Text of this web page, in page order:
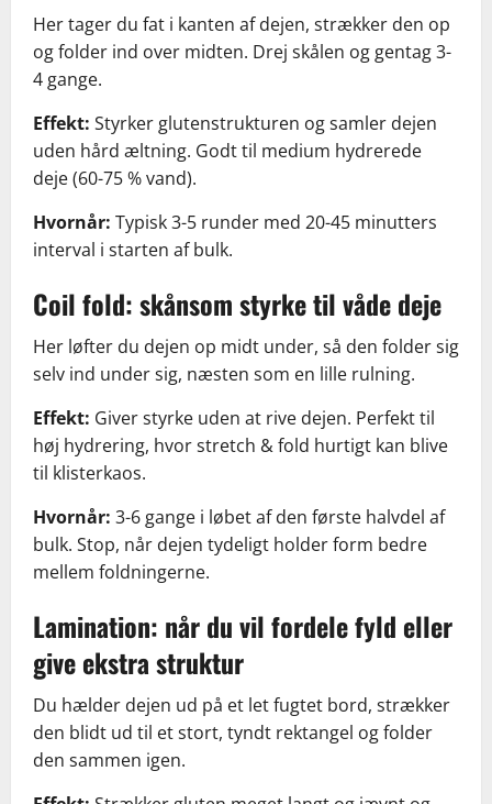
Her tager du fat i kanten af dejen, strækker den op
og folder ind over midten. Drej skålen og gentag 3-
4 gange.
Effekt: Styrker glutenstrukturen og samler dejen
uden hård æltning. Godt til medium hydrerede
deje (60-75 % vand).
Hvornår: Typisk 3-5 runder med 20-45 minutters
interval i starten af bulk.
Coil fold: skånsom styrke til våde deje
Her løfter du dejen op midt under, så den folder sig
selv ind under sig, næsten som en lille rulning.
Effekt: Giver styrke uden at rive dejen. Perfekt til
høj hydrering, hvor stretch & fold hurtigt kan blive
til klisterkaos.
Hvornår: 3-6 gange i løbet af den første halvdel af
bulk. Stop, når dejen tydeligt holder form bedre
mellem foldningerne.
Lamination: når du vil fordele fyld eller
give ekstra struktur
Du hælder dejen ud på et let fugtet bord, strækker
den blidt ud til et stort, tyndt rektangel og folder
den sammen igen.